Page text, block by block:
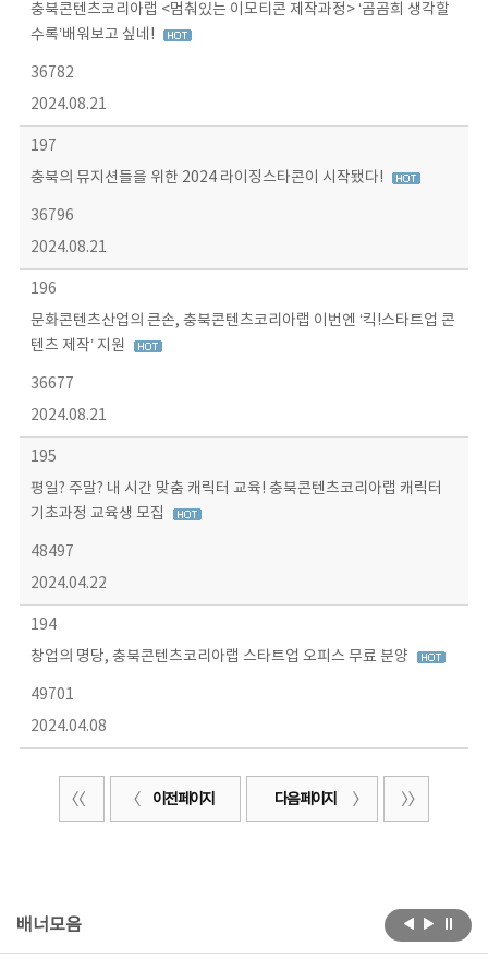
충북콘텐츠코리아랩 <멈춰있는 이모티콘 제작과정> ‘곰곰희 생각할
수록’배워보고 싶네!
36782
2024.08.21
197
충북의 뮤지션들을 위한 2024 라이징스타콘이 시작됐다!
36796
2024.08.21
196
문화콘텐츠산업의 큰손, 충북콘텐츠코리아랩 이번엔 ‘킥!스타트업 콘
텐츠 제작’ 지원
36677
2024.08.21
195
평일? 주말? 내 시간 맞춤 캐릭터 교육! 충북콘텐츠코리아랩 캐릭터
기초과정 교육생 모집
48497
2024.04.22
194
창업의 명당, 충북콘텐츠코리아랩 스타트업 오피스 무료 분양
49701
2024.04.08
이전 페이지 다음 페이지
배너모음